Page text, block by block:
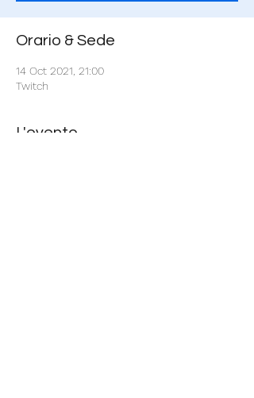
Orario & Sede
14 Oct 2021, 21:00
Twitch
L'evento